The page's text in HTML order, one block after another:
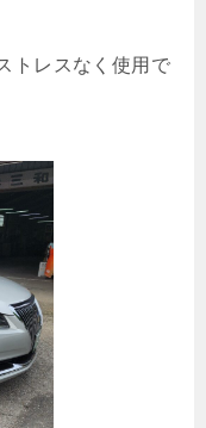
トレスなく使用で